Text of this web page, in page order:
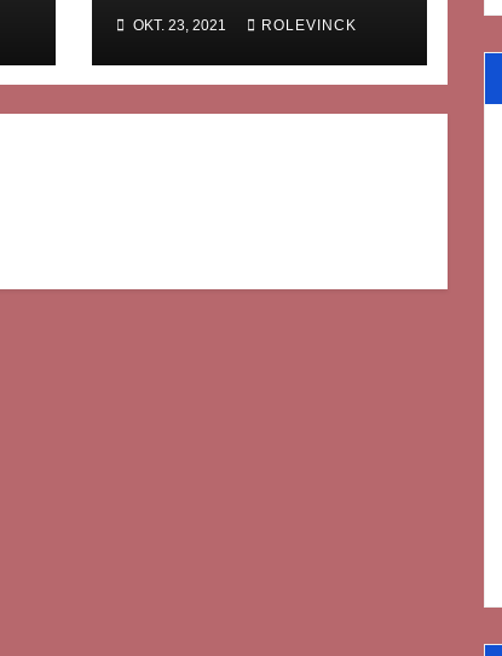
OKT. 23, 2021 ROLEVINCK